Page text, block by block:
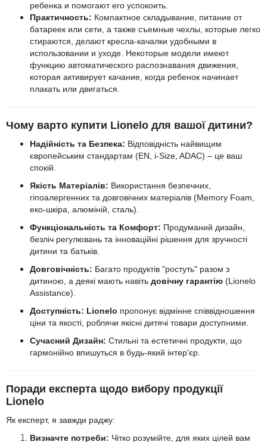
ребенка и помогают его успокоить.
Практичность: Компактное складывание, питание от
батареек или сети, а также съемные чехлы, которые легко
стираются, делают кресла-качалки удобными в
использовании и уходе. Некоторые модели имеют
функцию автоматического распознавания движения,
которая активирует качание, когда ребенок начинает
плакать или двигаться.
Чому варто купити Lionelo для вашої дитини?
Надійність та Безпека: Відповідність найвищим
європейським стандартам (EN, i-Size, ADAC) – це ваш
спокій.
Якість Матеріалів: Використання безпечних,
гіпоалергенних та довговічних матеріалів (Memory Foam,
еко-шкіра, алюміній, сталь).
Функціональність та Комфорт: Продуманий дизайн,
безліч регулювань та інноваційні рішення для зручності
дитини та батьків.
Довговічність: Багато продуктів "ростуть" разом з
дитиною, а деякі мають навіть довічну гарантію (Lionelo
Assistance).
Доступність: Lionelo пропонує відмінне співвідношення
ціни та якості, роблячи якісні дитячі товари доступними.
Сучасний Дизайн: Стильні та естетичні продукти, що
гармонійно впишуться в будь-який інтер'єр.
Поради експерта щодо вибору продукції
Lionelo
Як експерт, я завжди раджу:
Визначте потреби: Чітко розумійте, для яких цілей вам